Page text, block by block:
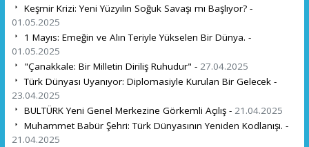
Keşmir Krizi: Yeni Yüzyılın Soğuk Savaşı mı Başlıyor? -
01.05.2025
1 Mayıs: Emeğin ve Alın Teriyle Yükselen Bir Dünya. -
01.05.2025
"Çanakkale: Bir Milletin Diriliş Ruhudur" - 27.04.2025
Türk Dünyası Uyanıyor: Diplomasiyle Kurulan Bir Gelecek -
23.04.2025
BULTÜRK Yeni Genel Merkezine Görkemli Açılış - 21.04.2025
Muhammet Babür Şehri: Türk Dünyasının Yeniden Kodlanışı. -
21.04.2025